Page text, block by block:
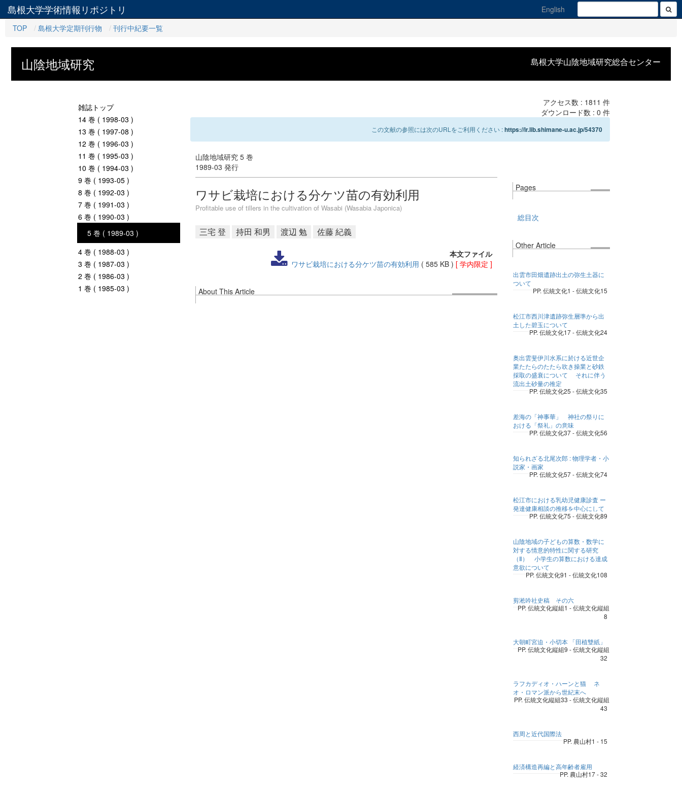
島根大学学術情報リポジトリ
English
TOP
島根大学定期刊行物 刊行中紀要一覧
島根大学山陰地域研究総合センター
山陰地域研究
雑誌トップ
14 巻 ( 1998-03 )
13 巻 ( 1997-08 )
12 巻 ( 1996-03 )
11 巻 ( 1995-03 )
10 巻 ( 1994-03 )
9 巻 ( 1993-05 )
8 巻 ( 1992-03 )
7 巻 ( 1991-03 )
6 巻 ( 1990-03 )
5 巻 ( 1989-03 )
4 巻 ( 1988-03 )
3 巻 ( 1987-03 )
2 巻 ( 1986-03 )
1 巻 ( 1985-03 )
アクセス数 : 1811 件
ダウンロード数 : 0 件
この文献の参照には次のURLをご利用ください :https://ir.lib.shimane-u.ac.jp/54370
山陰地域研究 5 巻
1989-03 発行
ワサビ栽培における分ケツ苗の有効利用
Profitable use of tillers in the cultivation of Wasabi (Wasabia Japonica)
三宅 登 持田 和男 渡辺 勉 佐藤 紀義
本文ファイル
ワサビ栽培における分ケツ苗の有効利用 (585 KB )[ 学内限定 ]
About This Article
Pages
総目次
Other Article
出雲市田畑遺跡出土の弥生土器に
ついて
PP. 伝統文化1 - 伝統文化15
松江市西川津遺跡弥生層準から出
土した碧玉について
PP. 伝統文化17 - 伝統文化24
奥出雲斐伊川水系に於ける近世企
業たたらのたたら吹き操業と砂鉄
採取の盛衰について それに伴う
流出土砂量の推定
PP. 伝統文化25 - 伝統文化35
差海の「神事華」 神社の祭りに
おける「祭礼」の意味
PP. 伝統文化37 - 伝統文化56
知られざる北尾次郎 : 物理学者・小
説家・画家
PP. 伝統文化57 - 伝統文化74
松江市における乳幼児健康診査 ー
発達健康相談の推移を中心にして
PP. 伝統文化75 - 伝統文化89
山陰地域の子どもの算数・数学に
対する情意的特性に関する研究
（Ⅱ） 小学生の算数における達成
意欲について
PP. 伝統文化91 - 伝統文化108
剪淞吟社史稿 その六
PP. 伝統文化縦組1 - 伝統文化縦組
8
大朝町宮迫・小切本 「田植雙紙」
PP. 伝統文化縦組9 - 伝統文化縦組
32
ラフカディオ・ハーンと猫 ネ
オ・ロマン派から世紀末へ
PP. 伝統文化縦組33 - 伝統文化縦組
43
西周と近代国際法
PP. 農山村1 - 15
経済構造再編と高年齢者雇用
PP. 農山村17 - 32